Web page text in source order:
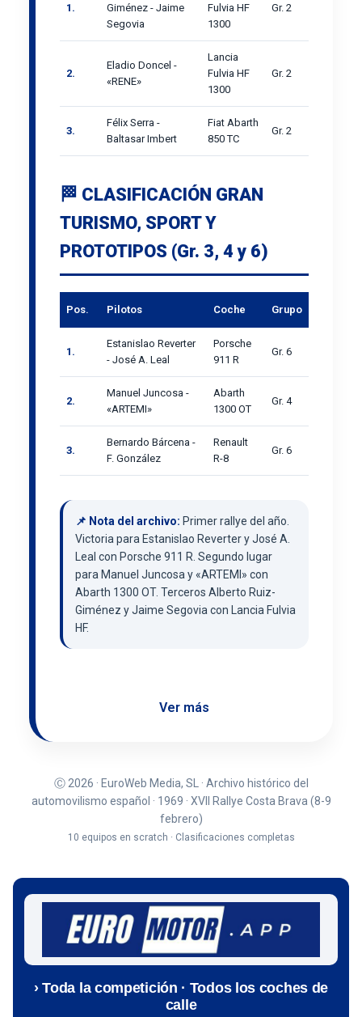
1.
Giménez - Jaime
Segovia
Fulvia HF
1300
Gr. 2
2.
Eladio Doncel -
«RENE»
Lancia
Fulvia HF
1300
Gr. 2
3.
Félix Serra -
Baltasar Imbert
Fiat Abarth
850 TC
Gr. 2
🏁 CLASIFICACIÓN GRAN
TURISMO, SPORT Y
PROTOTIPOS (Gr. 3, 4 y 6)
Pos. Pilotos Coche Grupo
1.
Estanislao Reverter
- José A. Leal
Porsche
911 R
Gr. 6
2.
Manuel Juncosa -
«ARTEMI»
Abarth
1300 OT
Gr. 4
3.
Bernardo Bárcena -
F. González
Renault
R-8
Gr. 6
📌 Nota del archivo: Primer rallye del año.
Victoria para Estanislao Reverter y José A.
Leal con Porsche 911 R. Segundo lugar
para Manuel Juncosa y «ARTEMI» con
Abarth 1300 OT. Terceros Alberto Ruiz-
Giménez y Jaime Segovia con Lancia Fulvia
HF.
Ver más
Ⓒ 2026 · EuroWeb Media, SL · Archivo histórico del
automovilismo español · 1969 · XVII Rallye Costa Brava (8-9
febrero)
10 equipos en scratch · Clasificaciones completas
› Toda la competición · Todos los coches de
calle